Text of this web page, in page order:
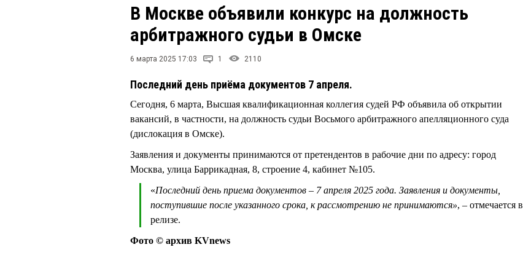
В Москве объявили конкурс на должность
арбитражного судьи в Омске
6 марта 2025 17:03 1 2110
Последний день приёма документов 7 апреля.
Сегодня, 6 марта, Высшая квалификационная коллегия судей РФ объявила об открытии
вакансий, в частности, на должность судьи Восьмого арбитражного апелляционного суда
(дислокация в Омске).
Заявления и документы принимаются от претендентов в рабочие дни по адресу: город
Москва, улица Баррикадная, 8, строение 4, кабинет №105.
«Последний день приема документов – 7 апреля 2025 года. Заявления и документы,
поступившие после указанного срока, к рассмотрению не принимаются», – отмечается в
релизе.
Фото © архив KVnews